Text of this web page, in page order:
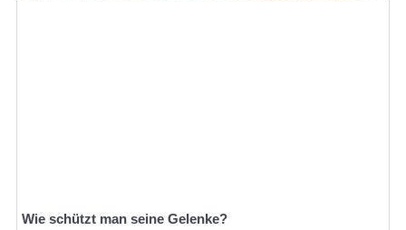
Wie schützt man seine Gelenke?